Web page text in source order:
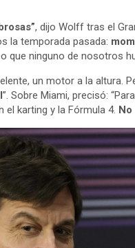
, dijo Wolff tras el
la temporada pasada:
que ninguno de nosotros
un motor a la altura.
”. Sobre Miami, precisó:
el karting y la Fórmula 4.